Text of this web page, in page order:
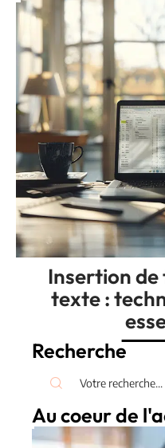
Insertion de
texte :
Recherche
Au coeur de